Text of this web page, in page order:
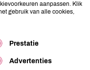
KAAS* (MELK*,
lasagne bladeren*
aanpassen. Klik
gebruik van alle cookies,
Prestatie
Advertenties